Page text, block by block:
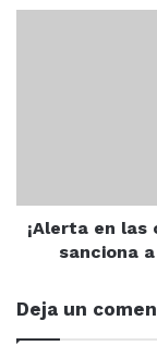
a
34
conductores
¡Alerta en
sanciona
Deja un